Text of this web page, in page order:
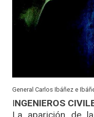
General Carlos Ibáñez e
INGENIEROS
La aparición de